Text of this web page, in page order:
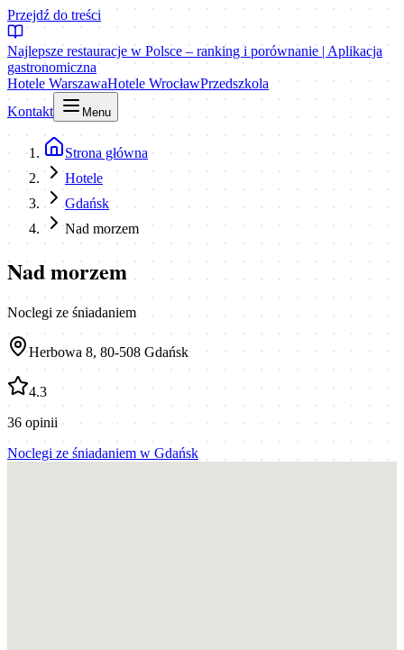
Przejdź do treści
Najlepsze restauracje w Polsce – ranking i porównanie | Aplikacja
gastronomiczna
Hotele WarszawaHotele WrocławPrzedszkola
Kontakt
Menu
Strona główna
Hotele
Gdańsk
Nad morzem
Nad morzem
Noclegi ze śniadaniem
Herbowa 8, 80-508 Gdańsk
4.3
36 opinii
Noclegi ze śniadaniem w Gdańsk